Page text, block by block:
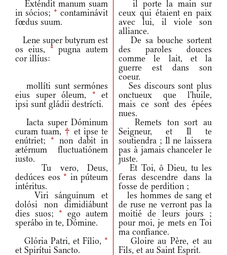
Exténdit manum suam
in sócios; * contaminávit
fœdus suum.
il porte la main sur
ceux qui étaient en paix
avec lui, il viole son
alliance.
Lene super butyrum est
os eius, * pugna autem
cor illíus:
De sa bouche sortent
des paroles douces
comme le lait, et la
guerre est dans son
coeur.
mollíti sunt sermónes
eius super óleum, * et
ipsi sunt gládii destrícti.
Ses discours sont plus
onctueux que l'huile,
mais ce sont des épées
nues.
Iacta super Dóminum
curam tuam, † et ipse te
enútriet; * non dabit in
ætérnum fluctuatiónem
iusto.
Remets ton sort au
Seigneur, et Il te
soutiendra ; Il ne laissera
pas à jamais chanceler le
juste.
Tu vero, Deus,
dedúces eos * in púteum
intéritus.
Et Toi, ô Dieu, tu les
feras descendre dans la
fosse de perdition ;
Viri sánguinum et
dolósi non dimidiábunt
dies suos; * ego autem
sperábo in te, Dómine.
les hommes de sang et
de ruse ne verront pas la
moitié de leurs jours ;
pour moi, je mets en Toi
ma confiance.
Glória Patri, et Fílio, *
et Spirítui Sancto.
Gloire au Père, et au
Fils, et au Saint Esprit.